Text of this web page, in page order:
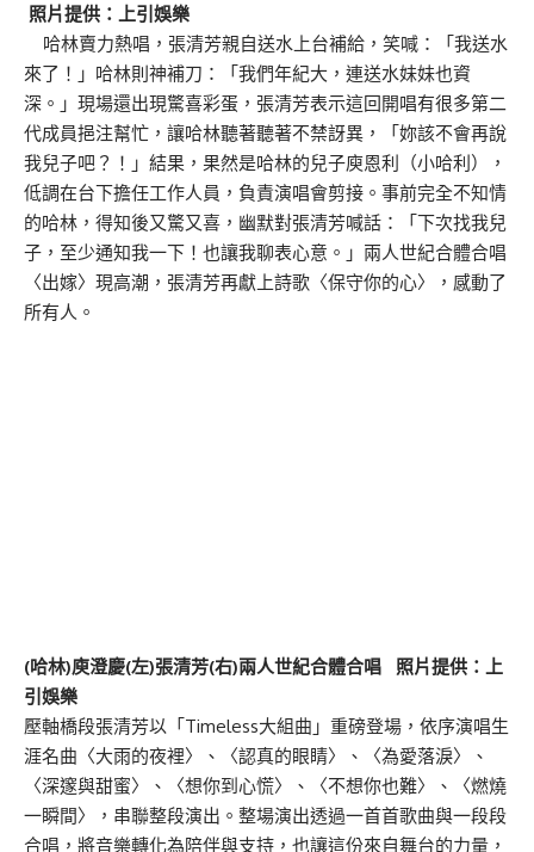
照片提供：上引娛樂
哈林賣力熱唱，張清芳親自送水上台補給，笑喊：「我送水
來了！」哈林則神補刀：「我們年紀大，連送水妹妹也資
深。」現場還出現驚喜彩蛋，張清芳表示這回開唱有很多第二
代成員挹注幫忙，讓哈林聽著聽著不禁訝異，「妳該不會再說
我兒子吧？！」結果，果然是哈林的兒子庾恩利（小哈利），
低調在台下擔任工作人員，負責演唱會剪接。事前完全不知情
的哈林，得知後又驚又喜，幽默對張清芳喊話：「下次找我兒
子，至少通知我一下！也讓我聊表心意。」兩人世紀合體合唱
〈出嫁〉現高潮，張清芳再獻上詩歌〈保守你的心〉，感動了
所有人。
(哈林)庾澄慶(左)張清芳(右)兩人世紀合體合唱 照片提供：上
引娛樂
壓軸橋段張清芳以「Timeless大組曲」重磅登場，依序演唱生
涯名曲〈大雨的夜裡〉、〈認真的眼睛〉、〈為愛落淚〉、
〈深邃與甜蜜〉、〈想你到心慌〉、〈不想你也難〉、〈燃燒
一瞬間〉，串聯整段演出。整場演出透過一首首歌曲與一段段
合唱，將音樂轉化為陪伴與支持，也讓這份來自舞台的力量，